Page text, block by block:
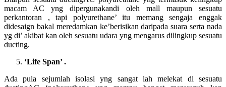
macam AC yng dipergunakandi oleh mall maupun sesuatu
perkantoran , tapi polyurethane’ itu memang sengaja enggak
didesaign bakal meredamkan ke’berisikan daripada suara serta nada
yg di’ akibat kan oleh sesuatu udara yng mengarus dilingkup sesuatu
ducting.
‘Life Span’ .
Ada pula sejumlah isolasi yng sangat lah melekat di sesuatu